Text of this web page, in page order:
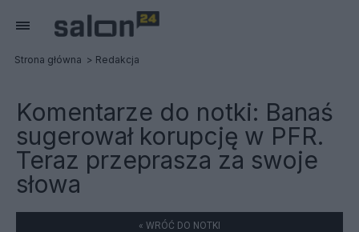
Strona główna Redakcja
Komentarze do notki: Banaś
sugerował korupcję w PFR.
Teraz przeprasza za swoje
słowa
« WRÓĆ DO NOTKI